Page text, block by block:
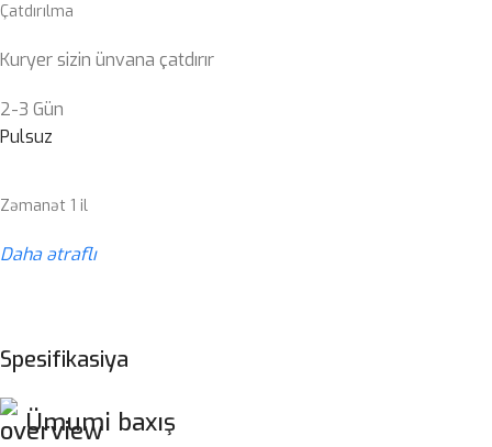
Çatdırılma
Kuryer sizin ünvana çatdırır
2-3 Gün
Pulsuz
Zəmanət 1 il
Daha ətraflı
Spesifikasiya
Ümumi baxış